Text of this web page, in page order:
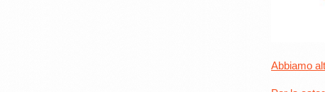
Abbiamo